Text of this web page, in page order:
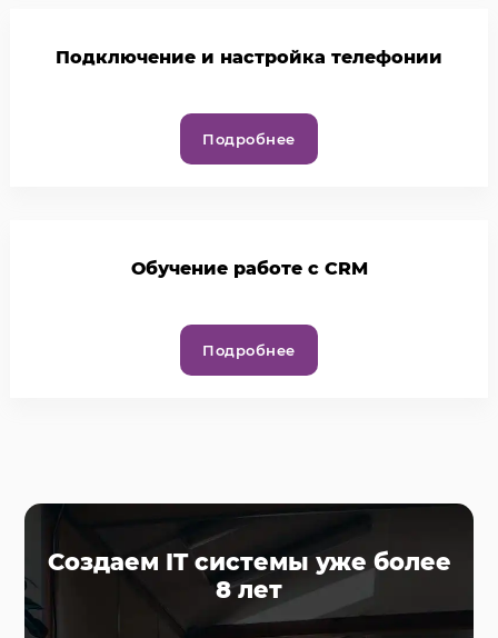
Подключение и настройка телефонии
Подробнее
Обучение работе с CRM
Подробнее
Создаем IT системы уже более
8 лет